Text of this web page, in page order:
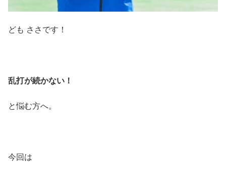
ども ささです！
乱打が続かない！
と悩む方へ。
今回は